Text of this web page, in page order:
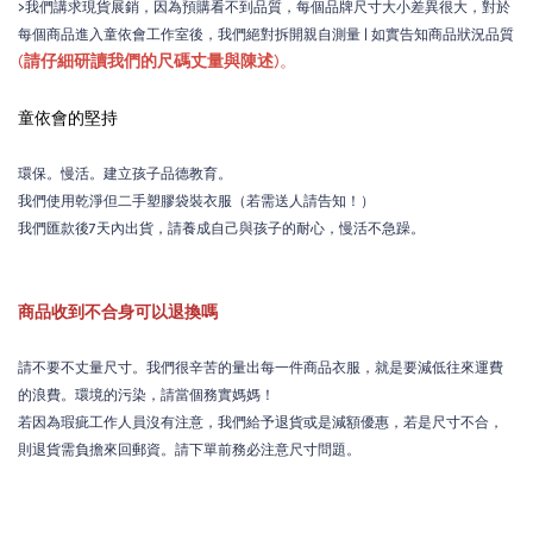
>我們講求現貨展銷，因為預購看不到品質，每個品牌尺寸大小差異很大，對於
每個商品進入童依會工作室後，我們絕對拆開親自測量 | 如實告知商品狀況品質
(請仔細研讀我們的尺碼丈量與陳述)。
童依會的堅持
環保。慢活。建立孩子品德教育。
我們使用乾淨但二手塑膠袋裝衣服（若需送人請告知！）
我們匯款後7天內出貨，請養成自己與孩子的耐心，慢活不急躁。
商品收到不合身可以退換嗎
請不要不丈量尺寸。我們很辛苦的量出每一件商品衣服，就是要減低往來運費
的浪費。環境的污染，請當個務實媽媽！
若因為瑕疵工作人員沒有注意，我們給予退貨或是減額優惠，若是尺寸不合，
則退貨需負擔來回郵資。請下單前務必注意尺寸問題。